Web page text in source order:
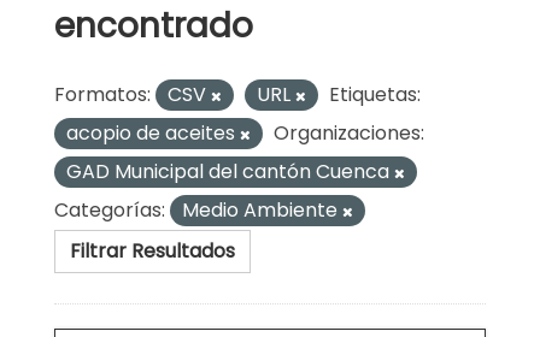
encontrado
Formatos: CSV URL
Etiquetas:
acopio de aceites
Organizaciones:
GAD Municipal del cantón Cuenca
Categorías:
Medio Ambiente
Filtrar Resultados